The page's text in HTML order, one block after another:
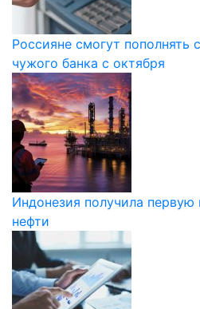
Россияне смогут пополнять
чужого банка с октября
Индонезия получила
нефти